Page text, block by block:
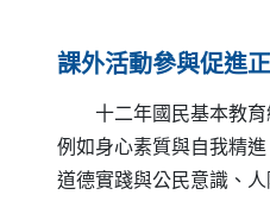
課外活動參與促進
十二年國民基本教育
例如身心素質與自我精
道德實踐與公民意識、